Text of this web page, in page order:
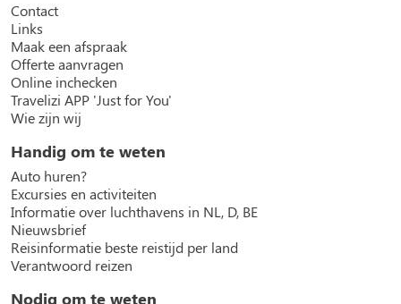
Contact
Links
Maak een afspraak
Offerte aanvragen
Online inchecken
Travelizi APP 'Just for You'
Wie zijn wij
Handig om te weten
Auto huren?
Excursies en activiteiten
Informatie over luchthavens in NL, D, BE
Nieuwsbrief
Reisinformatie beste reistijd per land
Verantwoord reizen
Nodig om te weten